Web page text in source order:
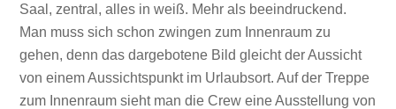
Saal, zentral, alles in weiß. Mehr als beeindruckend.
Man muss sich schon zwingen zum Innenraum zu
gehen, denn das dargebotene Bild gleicht der Aussicht
von einem Aussichtspunkt im Urlaubsort. Auf der Treppe
zum Innenraum sieht man die Crew eine Ausstellung von